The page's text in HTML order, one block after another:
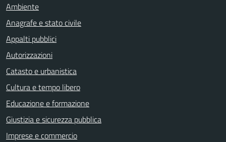
Ambiente
Anagrafe e stato civile
Appalti pubblici
Autorizzazioni
Catasto e urbanistica
Cultura e tempo libero
Educazione e formazione
Giustizia e sicurezza pubblica
Imprese e commercio